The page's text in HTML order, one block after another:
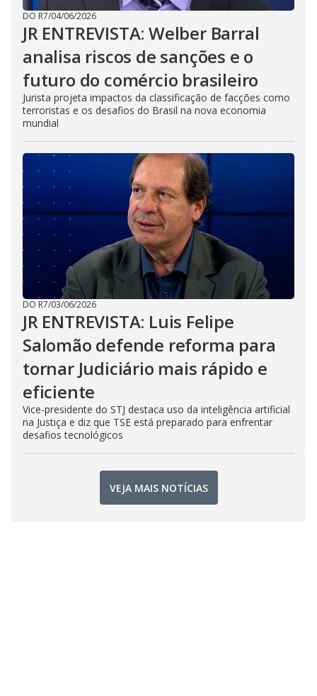
DO R7/04/06/2026
JR ENTREVISTA: Welber Barral
analisa riscos de sanções e o
futuro do comércio brasileiro
Jurista projeta impactos da classificação de facções como
terroristas e os desafios do Brasil na nova economia
mundial
DO R7/03/06/2026
JR ENTREVISTA: Luis Felipe
Salomão defende reforma para
tornar Judiciário mais rápido e
eficiente
Vice-presidente do STJ destaca uso da inteligência artificial
na Justiça e diz que TSE está preparado para enfrentar
desafios tecnológicos
VEJA MAIS NOTÍCIAS